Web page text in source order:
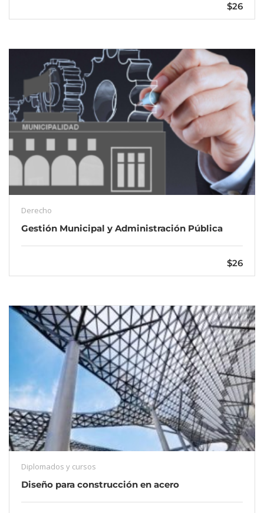
$26
Derecho
Gestión Municipal y Administración Pública
$26
Diplomados y cursos
Diseño para construcción en acero